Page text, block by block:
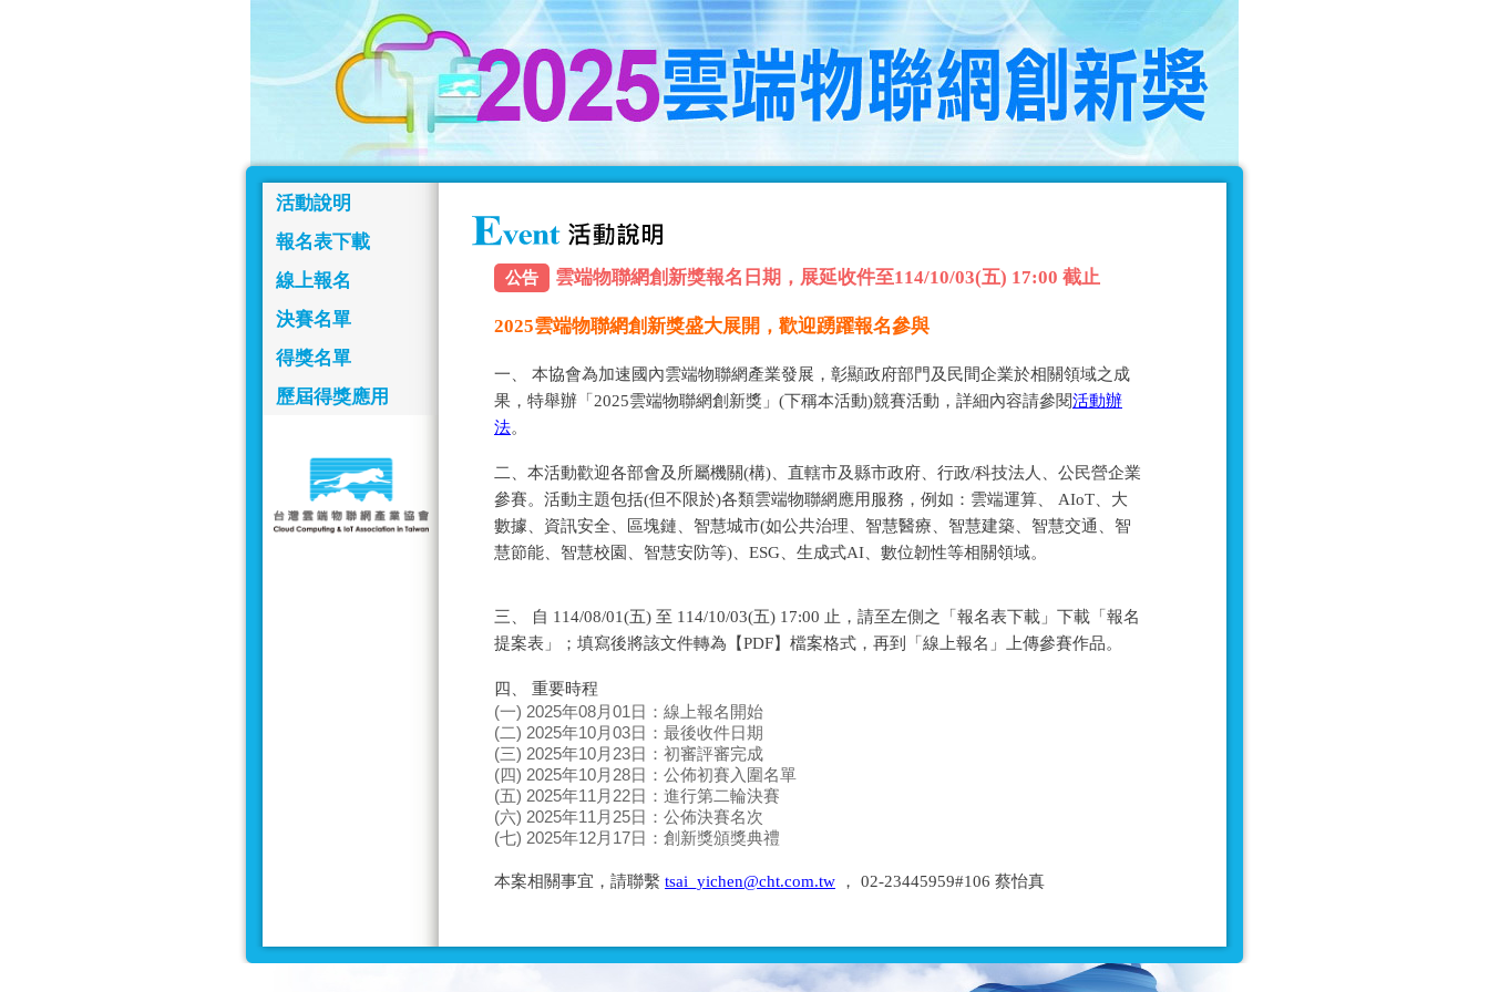
活動說明
報名表下載
線上報名
決賽名單
得獎名單
歷屆得獎應用
公告 雲端物聯網創新獎報名日期，展延收件至114/10/03(五) 17:00 截止
2025雲端物聯網創新獎盛大展開，歡迎踴躍報名參與
一、 本協會為加速國內雲端物聯網產業發展，彰顯政府部門及民間企業於相關領域之成
果，特舉辦「2025雲端物聯網創新獎」(下稱本活動)競賽活動，詳細內容請參閱活動辦
法。
二、本活動歡迎各部會及所屬機關(構)、直轄市及縣市政府、行政/科技法人、公民營企業
參賽。活動主題包括(但不限於)各類雲端物聯網應用服務，例如：雲端運算、 AIoT、大
數據、資訊安全、區塊鏈、智慧城市(如公共治理、智慧醫療、智慧建築、智慧交通、智
慧節能、智慧校園、智慧安防等)、ESG、生成式AI、數位韌性等相關領域。
三、 自 114/08/01(五) 至 114/10/03(五) 17:00 止，請至左側之「報名表下載」下載「報名
提案表」；填寫後將該文件轉為【PDF】檔案格式，再到「線上報名」上傳參賽作品。
四、 重要時程
(一) 2025年08月01日：線上報名開始
(二) 2025年10月03日：最後收件日期
(三) 2025年10月23日：初審評審完成
(四) 2025年10月28日：公佈初賽入圍名單
(五) 2025年11月22日：進行第二輪決賽
(六) 2025年11月25日：公佈決賽名次
(七) 2025年12月17日：創新獎頒獎典禮
本案相關事宜，請聯繫 tsai_yichen@cht.com.tw ， 02-23445959#106 蔡怡真